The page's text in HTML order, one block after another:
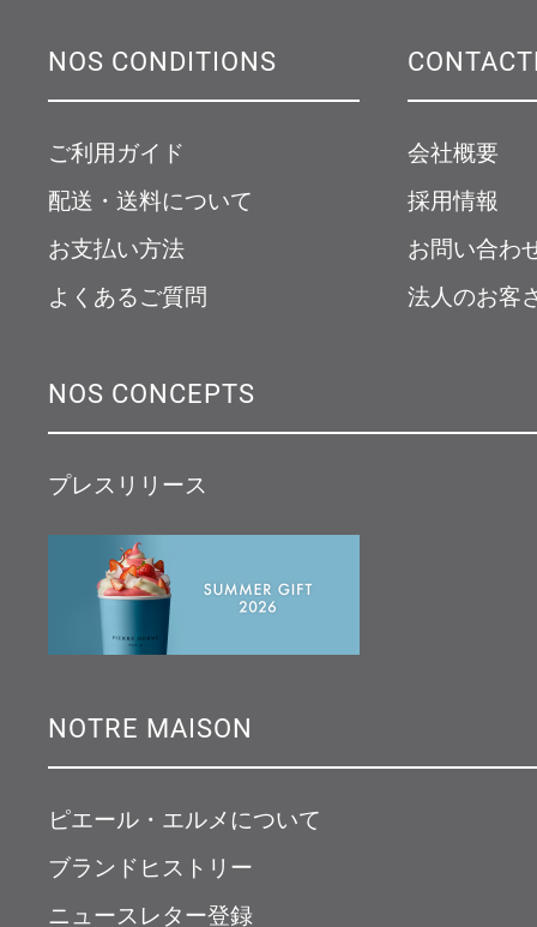
NOS CONDITIONS
ご利用ガイド
配送・送料について
お支払い方法
よくあるご質問
会社概要
採用情報
お問い合わ
法人のお客
NOS CONCEPTS
プレスリリース
NOTRE MAISON
ピエール・エルメについて
ブランドヒストリー
ニュースレター登録